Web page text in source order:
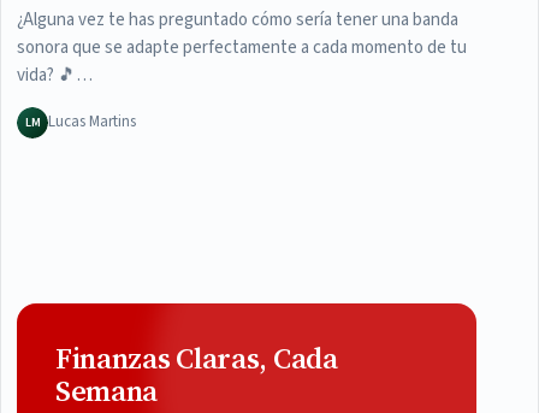
¿Alguna vez te has preguntado cómo sería tener una banda
sonora que se adapte perfectamente a cada momento de tu
vida? 🎵…
LM Lucas Martins
Finanzas Claras, Cada
Semana